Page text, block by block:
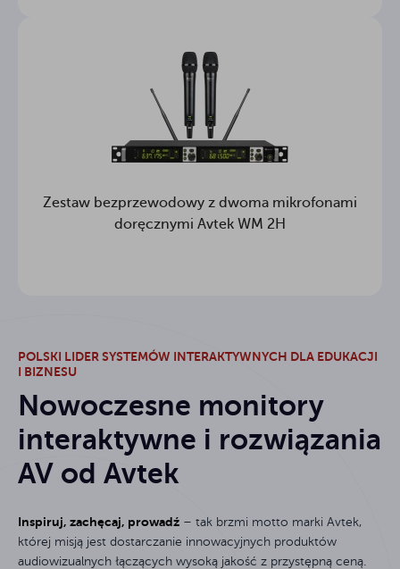
Zestaw bezprzewodowy z dwoma mikrofonami
doręcznymi Avtek WM 2H
Monitor interaktywny Avtek TS 8 Lite G 75
Monitor interaktywny Avtek TS 8.1 Mate G 65
POLSKI LIDER SYSTEMÓW INTERAKTYWNYCH DLA EDUKACJI
I BIZNESU
Nowoczesne monitory
interaktywne i rozwiązania
AV od Avtek
Inspiruj, zachęcaj, prowadź – tak brzmi motto marki Avtek,
której misją jest dostarczanie innowacyjnych produktów
audiowizualnych łączących wysoką jakość z przystępną ceną.